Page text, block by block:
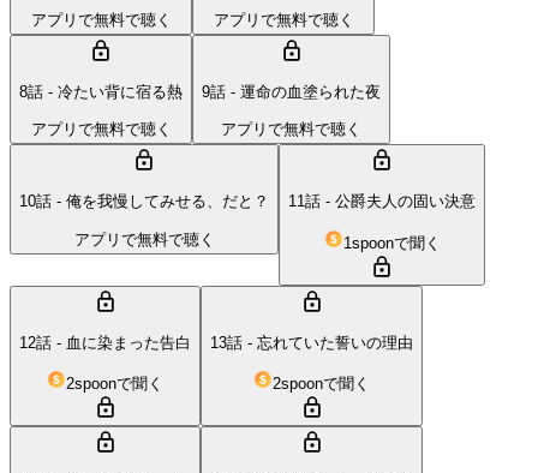
アプリで無料で聴く アプリで無料で聴く
8話 - 冷たい背に宿る熱
アプリで無料で聴く
9話 - 運命の血塗られた夜
アプリで無料で聴く
10話 - 俺を我慢してみせる、だと？
アプリで無料で聴く
11話 - 公爵夫人の固い決意
1spoonで聞く
12話 - 血に染まった告白
2spoonで聞く
13話 - 忘れていた誓いの理由
2spoonで聞く